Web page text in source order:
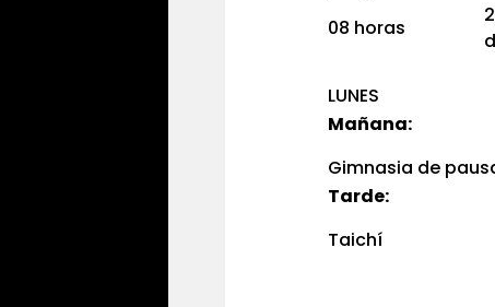
08 horas
LUNES
Mañana:
Gimnasia de
Tarde:
Taichí